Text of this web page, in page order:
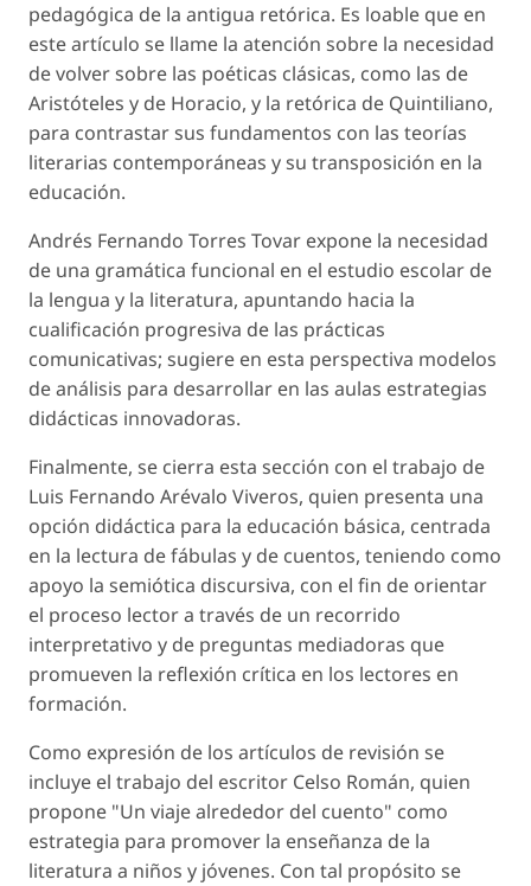
pedagógica de la antigua retórica. Es loable que en
este artículo se llame la atención sobre la necesidad
de volver sobre las poéticas clásicas, como las de
Aristóteles y de Horacio, y la retórica de Quintiliano,
para contrastar sus fundamentos con las teorías
literarias contemporáneas y su transposición en la
educación.
Andrés Fernando Torres Tovar expone la necesidad
de una gramática funcional en el estudio escolar de
la lengua y la literatura, apuntando hacia la
cualificación progresiva de las prácticas
comunicativas; sugiere en esta perspectiva modelos
de análisis para desarrollar en las aulas estrategias
didácticas innovadoras.
Finalmente, se cierra esta sección con el trabajo de
Luis Fernando Arévalo Viveros, quien presenta una
opción didáctica para la educación básica, centrada
en la lectura de fábulas y de cuentos, teniendo como
apoyo la semiótica discursiva, con el fin de orientar
el proceso lector a través de un recorrido
interpretativo y de preguntas mediadoras que
promueven la reflexión crítica en los lectores en
formación.
Como expresión de los artículos de revisión se
incluye el trabajo del escritor Celso Román, quien
propone "Un viaje alrededor del cuento" como
estrategia para promover la enseñanza de la
literatura a niños y jóvenes. Con tal propósito se